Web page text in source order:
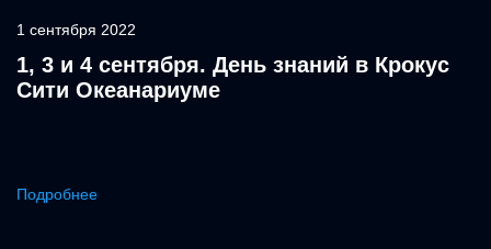
1 сентября 2022
1, 3 и 4 сентября. День знаний в Крокус
Сити Океанариуме
Подробнее